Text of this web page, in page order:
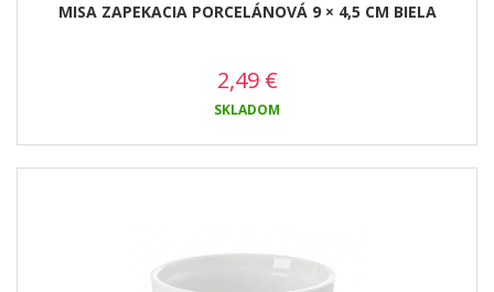
MISA ZAPEKACIA PORCELÁNOVÁ 9 × 4,5 CM BIELA
2,49 €
SKLADOM